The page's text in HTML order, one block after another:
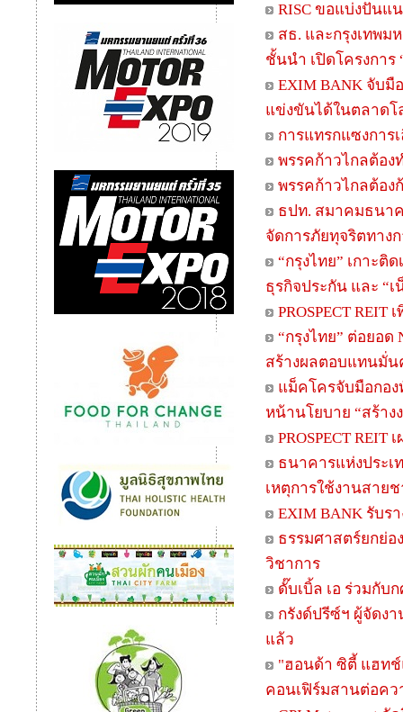
RISC ขอแบ่งปันแ
สธ. และกรุงเทพ
ชั้นนำ เปิดโครงการ
EXIM BANK จับมื
แข่งขันได้ในตลาดโ
การแทรกแซงการ
พรรคก้าวไกลต้อ
พรรคก้าวไกลต้อ
ธปท. สมาคมธนา
จัดการภัยทุจริตทางก
“กรุงไทย” เกาะ
ธุรกิจประกัน และ “
PROSPECT
“กรุงไทย” ต่อยอด
สร้างผลตอบแทนมั่น
แม็คโครจับมือกอง
หน้านโยบาย “สร้าง
PROSPECT
ธนาคารแห่งประเ
เหตุการใช้งานสาย
EXIM BANK รับร
ธรรมศาสตร์ยกย่อ
วิชาการ
ดั๊บเบิ้ล เอ ร่วมกับ
กรังด์ปรีซ์ฯ ผู้จัดง
แล้ว
"ฮอนด้า ซิตี้ แฮทช์
คอนเฟิร์มสานต่อคว